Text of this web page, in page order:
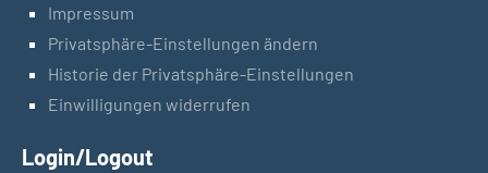
Impressum
Privatsphäre-Einstellungen ändern
Historie der Privatsphäre-Einstellungen
Einwilligungen widerrufen
Login/Logout